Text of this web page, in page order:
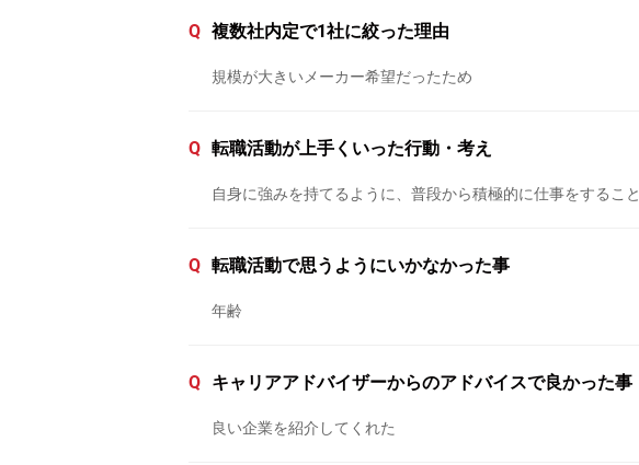
Q 複数社内定で1社に絞った理由
規模が大きいメーカー希望だったため
Q 転職活動が上手くいった行動・考え
自身に強みを持てるように、普段から積極的に仕事をすること
Q 転職活動で思うようにいかなかった事
年齢
Q キャリアアドバイザーからのアドバイスで良かった事
良い企業を紹介してくれた